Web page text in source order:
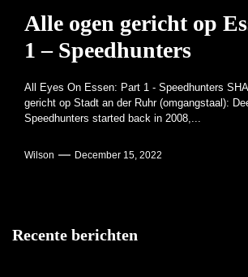
Alle ogen gericht op
1 – Speedhunters
All Eyes On Essen: Part 1 - Speedhunters
gericht op Stadt an der Ruhr (omgangstaal):
Speedhunters started back in 2008,...
Wilson December 15, 2022
Recente berichten